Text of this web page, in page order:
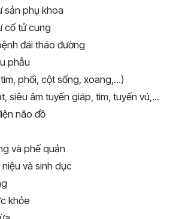
sản phụ khoa
cổ tử cung
đái tháo đường
phẫu
phổi, cột sống, xoang,...)
siêu âm tuyến giáp, tim, tuyến vú,...
não đồ
và phế quản
và sinh dục
khỏe